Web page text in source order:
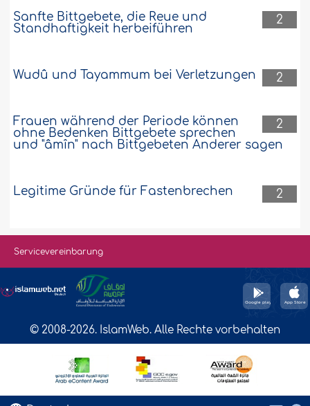
2
Sanfte Bittgebete, die Reue und
Standhaftigkeit herbeiführen
2
Wudû und Tayammum bei Verletzungen
2
Frauen während der Periode können
ohne Bedenken Bittgebete sprechen
und "âmîn" nach Bittgebeten Anderer sagen
2
Legitime Gründe für Fastenbrechen
Servicevereinbarung
© 2008-2026. IslamWeb. Alle Rechte vorbehalten